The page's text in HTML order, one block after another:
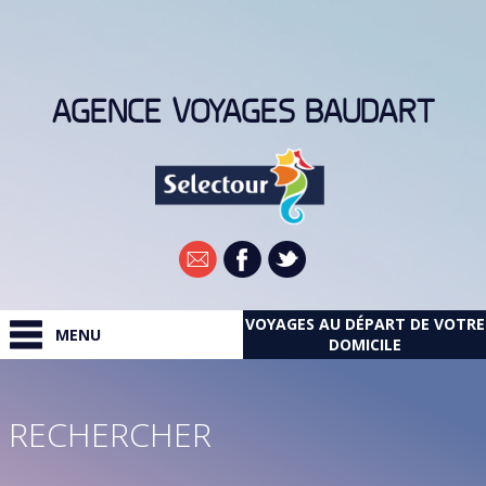
AGENCE VOYAGES BAUDART
Newsletter
MENU
VOYAGES AU DÉPART DE VOTRE
DOMICILE
DESTINATIONS
RECHERCHER